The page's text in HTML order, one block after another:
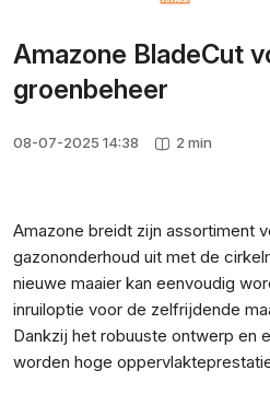
Amazone BladeCut
groenbeheer
08-07-2025 14:38 2 min
Amazone breidt zijn assortiment
gazononderhoud uit met de
nieuwe maaier kan eenvoudig
inruiloptie voor de zelfrijdende
Dankzij het robuuste ontwerp en
worden hoge